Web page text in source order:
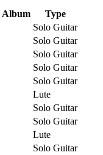
Album
Type
Solo Guitar
Solo Guitar
Solo Guitar
Solo Guitar
Solo Guitar
Lute
Solo Guitar
Solo Guitar
Lute
Solo Guitar